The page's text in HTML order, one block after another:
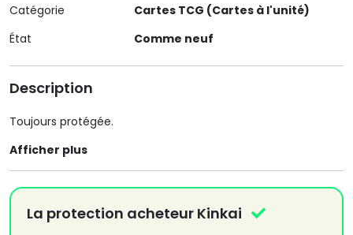
Catégorie
Cartes TCG (Cartes à l'unité)
État
Comme neuf
Description
Toujours protégée.
Afficher plus
La protection acheteur Kinkai